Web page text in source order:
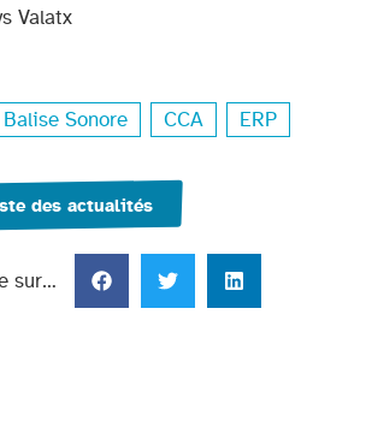
Valatx
Balise Sonore CCA ERP
des actualités
sur…